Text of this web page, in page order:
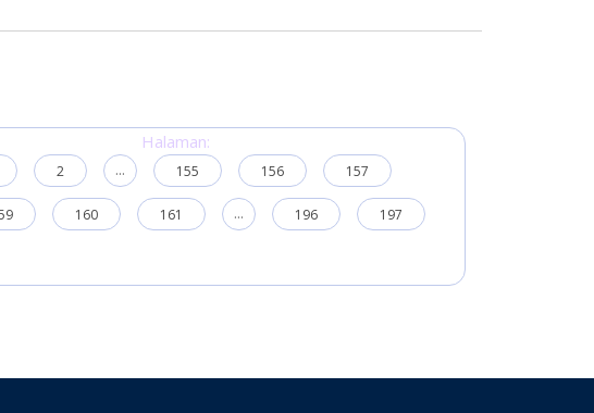
Halaman:
2 ... 155 156 157
160 161 ... 196 197